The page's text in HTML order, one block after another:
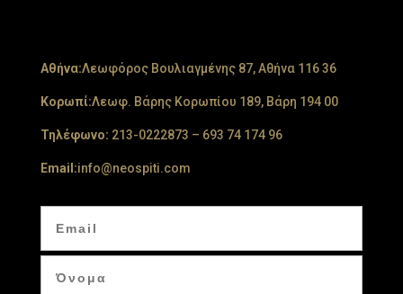
Aθήνα:Λεωφόρος Βουλιαγμένης 87, Αθήνα 116 36
Κορωπί:Λεωφ. Βάρης Κορωπίου 189, Βάρη 194 00
Τηλέφωνο: 213-0222873 – 693 74 174 96
Email:info@neospiti.com